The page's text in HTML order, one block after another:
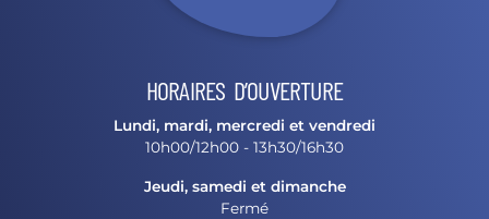
HORAIRES D’OUVERTURE
Lundi, mardi, mercredi et vendredi
10h00/12h00 - 13h30/16h30
Jeudi, samedi et dimanche
Fermé